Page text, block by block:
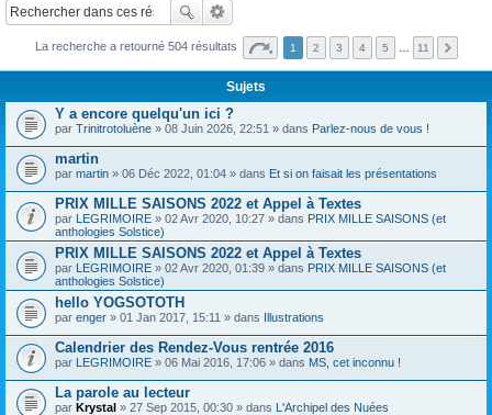
La recherche a retourné 504 résultats 1 2 3 4 5 11
Sujets
Y a encore quelqu'un ici ?
par Trinitrotoluène » 08 Juin 2026, 22:51 » dans Parlez-nous de vous !
martin
par martin » 06 Déc 2022, 01:04 » dans Et si on faisait les présentations
PRIX MILLE SAISONS 2022 et Appel à Textes
par LEGRIMOIRE » 02 Avr 2020, 10:27 » dans PRIX MILLE SAISONS (et
anthologies Solstice)
PRIX MILLE SAISONS 2022 et Appel à Textes
par LEGRIMOIRE » 02 Avr 2020, 01:39 » dans PRIX MILLE SAISONS (et
anthologies Solstice)
hello YOGSOTOTH
par enger » 01 Jan 2017, 15:11 » dans Illustrations
Calendrier des Rendez-Vous rentrée 2016
par LEGRIMOIRE » 06 Mai 2016, 17:06 » dans MS, cet inconnu !
La parole au lecteur
par Krystal » 27 Sep 2015, 00:30 » dans L'Archipel des Nuées